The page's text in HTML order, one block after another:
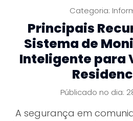
Categoria:
Principais
Sistema de
Inteligente para
Públicado no dia:
A segurança em